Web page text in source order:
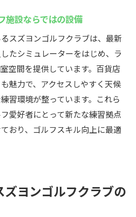
施設ならではの設備
スズヨンゴルフクラブは、最新
たシミュレーターをはじめ、ラ
空間を提供しています。百貨店
魅力で、アクセスしやすく天候
習環境が整っています。これら
愛好者にとって新たな練習拠点
おり、ゴルフスキル向上に最適
ズヨンゴルフクラブの